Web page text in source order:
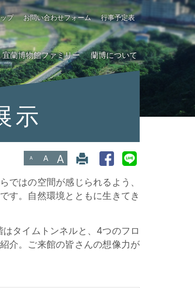
行事予定表
お問い合わせフォーム
プ
宜蘭博物館ファミリー 蘭博について
示
A A A
はの空間が感じられるよう、
す。自然環境とともに生きてき
タイムトンネルと、4つのフロ
介。ご来館の皆さんの想像力が